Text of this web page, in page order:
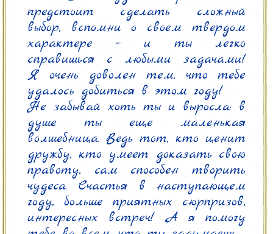
предстоит сделать сложный
выбор, вспомни о своем твердом
характере – и ты легко
справишься с любыми задачами!
Я очень доволен тем, что тебе
удалось добиться в этом году!
Не забывай хоть ты и выросла: в
душе ты еще маленькая
волшебница. Ведь тот, кто ценит
дружбу, кто умеет доказать свою
правоту, сам способен творить
чудеса. Счастья в наступающем
году, больше приятных сюрпризов,
интересных встреч! А я помогу